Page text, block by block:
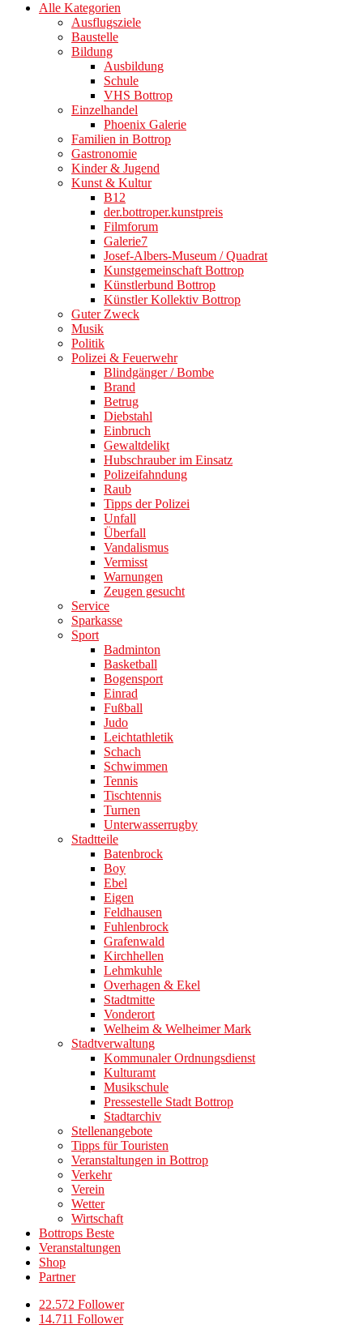
Alle Kategorien
Ausflugsziele
Baustelle
Bildung
Ausbildung
Schule
VHS Bottrop
Einzelhandel
Phoenix Galerie
Familien in Bottrop
Gastronomie
Kinder & Jugend
Kunst & Kultur
B12
der.bottroper.kunstpreis
Filmforum
Galerie7
Josef-Albers-Museum / Quadrat
Kunstgemeinschaft Bottrop
Künstlerbund Bottrop
Künstler Kollektiv Bottrop
Guter Zweck
Musik
Politik
Polizei & Feuerwehr
Blindgänger / Bombe
Brand
Betrug
Diebstahl
Einbruch
Gewaltdelikt
Hubschrauber im Einsatz
Polizeifahndung
Raub
Tipps der Polizei
Unfall
Überfall
Vandalismus
Vermisst
Warnungen
Zeugen gesucht
Service
Sparkasse
Sport
Badminton
Basketball
Bogensport
Einrad
Fußball
Judo
Leichtathletik
Schach
Schwimmen
Tennis
Tischtennis
Turnen
Unterwasserrugby
Stadtteile
Batenbrock
Boy
Ebel
Eigen
Feldhausen
Fuhlenbrock
Grafenwald
Kirchhellen
Lehmkuhle
Overhagen & Ekel
Stadtmitte
Vonderort
Welheim & Welheimer Mark
Stadtverwaltung
Kommunaler Ordnungsdienst
Kulturamt
Musikschule
Pressestelle Stadt Bottrop
Stadtarchiv
Stellenangebote
Tipps für Touristen
Veranstaltungen in Bottrop
Verkehr
Verein
Wetter
Wirtschaft
Bottrops Beste
Veranstaltungen
Shop
Partner
22.572 Follower
14.711 Follower